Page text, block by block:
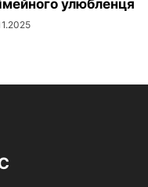
улюбленця